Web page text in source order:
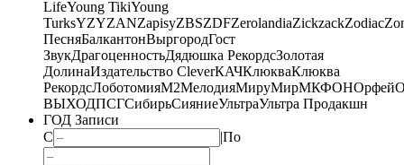
LifeYoung TikiYoung
TurksYZYZANZapisyZBSZDFZerolandiaZickzackZodiac
ПесняБалкантонВыргородГост
ЗвукДрагоценностьДядюшка РекордсЗолотая
ДолинаИздательство CleverКАЧКлюкваКлюква
РекордсЛоботомияМ2МелодияМируМирМКФОНОрфей
ВЫХОДПСГСибирьСияниеУльтраУльтра Продакшн
ГОД Записи
С
|По